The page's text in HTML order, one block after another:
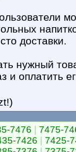
доставки.
нужный
и оплатить
7476
7475-
7426
7425-